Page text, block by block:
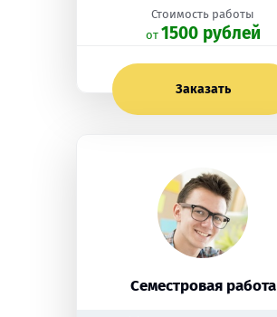
Стоимость работы
oт 1500 рублей
Заказать
Семестровая работа